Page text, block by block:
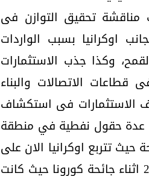
مناقشة تحقيق التوازن فى
دولار ويميل لجانب اوكرانيا بسبب الواردات
وكذا جذب الاستثمارات
400 مليون دولار فى قطاعات الاتصالات والبناء
الاستثمارات فى استكشاف
من ٥٠٠ مليون دولار ، فى عدة حقول نفطية في منطقة
تتربع اوكرانيا الان على
قمة السياحة الوافدة لمصر باكثر من 727 الف فى 2020 اثناء جائحة كورونا حيث كانت